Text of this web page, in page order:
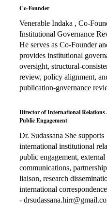
Co-Founder
Venerable Indaka , Co-
Institutional Governance
He serves as Co-Founder
provides institutional
oversight, structural-
review, policy alignment,
publication-governance
Director of International Relations
Public Engagement
Dr. Sudassana She supports
international institutional
public engagement, external
communications, partnership
liaison, research
international
-